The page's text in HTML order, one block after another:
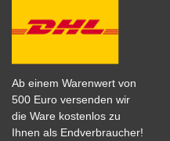
Ab einem Warenwert von
500 Euro versenden wir
die Ware kostenlos zu
Ihnen als Endverbraucher!